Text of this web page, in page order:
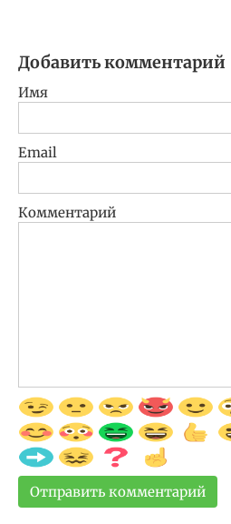
Добавить комментарий
Имя
Email
Комментарий